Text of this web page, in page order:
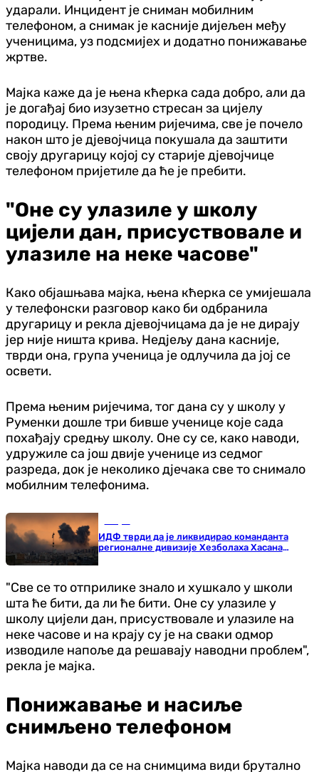
ударали. Инцидент је сниман мобилним
телефоном, а снимак је касније дијељен међу
ученицима, уз подсмијех и додатно понижавање
жртве.
Мајка каже да је њена кћерка сада добро, али да
је догађај био изузетно стресан за цијелу
породицу. Према њеним ријечима, све је почело
након што је дјевојчица покушала да заштити
своју другарицу којој су старије дјевојчице
телефоном пријетиле да ће је пребити.
"Оне су улазиле у школу
цијели дан, присуствовале и
улазиле на неке часове"
Како објашњава мајка, њена кћерка се умијешала
у телефонски разговор како би одбранила
другарицу и рекла дјевојчицама да је не дирају
јер није ништа крива. Недјељу дана касније,
тврди она, група ученица је одлучила да јој се
освети.
Према њеним ријечима, тог дана су у школу у
Руменки дошле три бивше ученице које сада
похађају средњу школу. Оне су се, како наводи,
удружиле са још двије ученице из седмог
разреда, док је неколико дјечака све то снимало
мобилним телефонима.
ИДФ тврди да је ликвидирао команданта
регионалне дивизије Хезболаха Хасана
Саламеха
"Све се то отприлике знало и хушкало у школи
шта ће бити, да ли ће бити. Оне су улазиле у
школу цијели дан, присуствовале и улазиле на
неке часове и на крају су је на сваки одмор
изводиле напоље да решавају наводни проблем",
рекла је мајка.
Понижавање и насиље
снимљено телефоном
Мајка наводи да се на снимцима види брутално